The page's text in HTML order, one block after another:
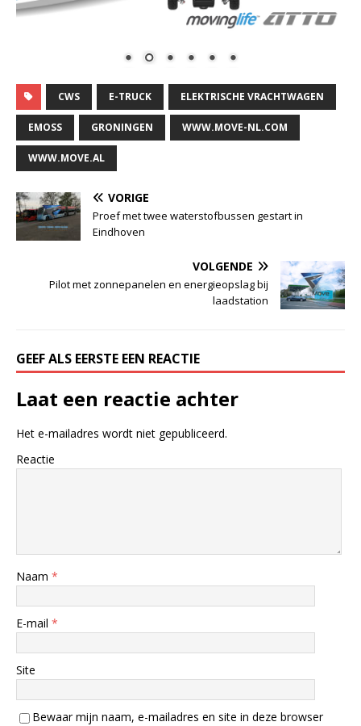
CWS E-TRUCK ELEKTRISCHE VRACHTWAGEN
EMOSS GRONINGEN WWW.MOVE-NL.COM
WWW.MOVE.AL
VORIGE
Proef met twee waterstofbussen gestart in
Eindhoven
VOLGENDE
Pilot met zonnepanelen en energieopslag bij
laadstation
GEEF ALS EERSTE EEN REACTIE
Laat een reactie achter
Het e-mailadres wordt niet gepubliceerd.
Reactie
Naam *
E-mail *
Site
Bewaar mijn naam, e-mailadres en site in deze browser